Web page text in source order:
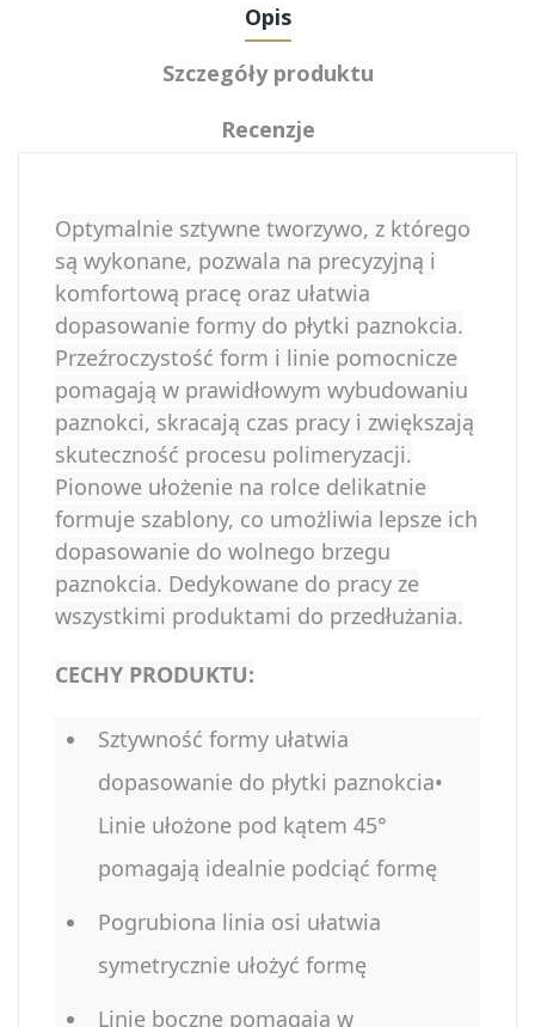
Opis
Szczegóły produktu
Recenzje
Optymalnie sztywne tworzywo, z którego
są wykonane, pozwala na precyzyjną i
komfortową pracę oraz ułatwia
dopasowanie formy do płytki paznokcia.
Przeźroczystość form i linie pomocnicze
pomagają w prawidłowym wybudowaniu
paznokci, skracają czas pracy i zwiększają
skuteczność procesu polimeryzacji.
Pionowe ułożenie na rolce delikatnie
formuje szablony, co umożliwia lepsze ich
dopasowanie do wolnego brzegu
paznokcia. Dedykowane do pracy ze
wszystkimi produktami do przedłużania.
CECHY PRODUKTU:
Sztywność formy ułatwia
dopasowanie do płytki paznokcia•
Linie ułożone pod kątem 45°
pomagają idealnie podciąć formę
Pogrubiona linia osi ułatwia
symetrycznie ułożyć formę
Linie boczne pomagają w